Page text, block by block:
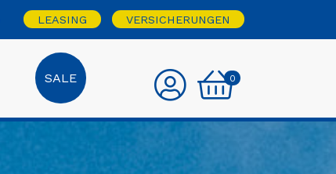
LEASING VERSICHERUNGEN
SALE 0